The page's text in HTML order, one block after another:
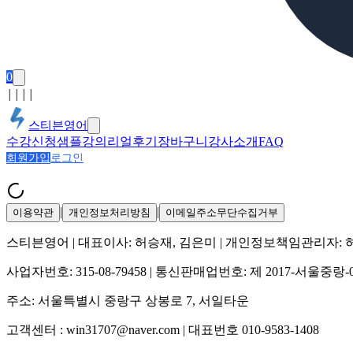
0
스티븐영어
수강신청샘플강의 리얼후기 장바구니 강사소개FAQ
회원가입 로그인
이용약관 | 개인정보처리방침 | 이메일주소무단수집거부
스티븐영어 | 대표이사: 허승재, 김은미 | 개인정보책임관리자:
사업자번호: 315-08-79458 | 통신판매업번호: 제 2017-서울중랑-
주소: 서울특별시 중랑구 상봉로 7, 서일타운
고객센터 : win31707@naver.com | 대표번호 010-9583-1408